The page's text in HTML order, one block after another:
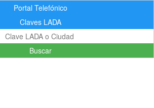
Portal Telefónico
Claves LADA
Buscar